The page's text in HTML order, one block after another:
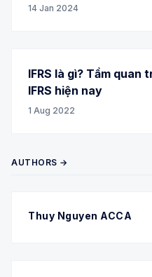
14 Jan 2024
IFRS là gì? Tầm quan
IFRS hiện nay
1 Aug 2022
AUTHORS →
Thuy Nguyen ACCA